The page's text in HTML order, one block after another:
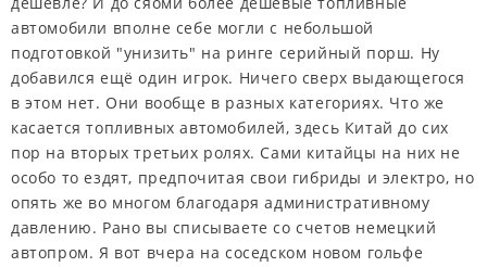
автомобили вполне себе могли с небольшой
подготовкой "унизить" на ринге серийный порш. Ну
добавился ещё один игрок. Ничего сверх выдающегося
в этом нет. Они вообще в разных категориях. Что же
касается топливных автомобилей, здесь Китай до сих
пор на вторых третьих ролях. Сами китайцы на них не
особо то ездят, предпочитая свои гибриды и электро, но
опять же во многом благодаря административному
давлению. Рано вы списываете со счетов немецкий
автопром. Я вот вчера на соседском новом гольфе